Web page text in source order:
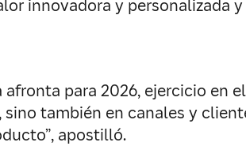
innovadora y personalizada
para 2026, ejercicio en
también en canales y
apostilló.